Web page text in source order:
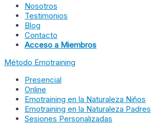
Nosotros
Testimonios
Blog
Contacto
Acceso a Miembros
Método Emotraining
Presencial
Online
Emotraining en la Naturaleza Niños
Emotraining en la Naturaleza Padres
Sesiones Personalizadas